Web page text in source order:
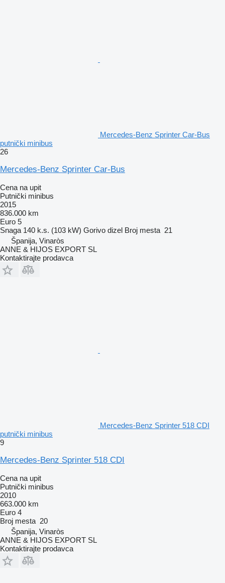
Mercedes-Benz Sprinter Car-Bus
putnički minibus
26
Mercedes-Benz Sprinter Car-Bus
Cena na upit
Putnički minibus
2015
836.000 km
Euro 5
Snaga 140 k.s. (103 kW) Gorivo dizel Broj mesta 21
Španija, Vinaròs
ANNE & HIJOS EXPORT SL
Kontaktirajte prodavca
Mercedes-Benz Sprinter 518 CDI
putnički minibus
9
Mercedes-Benz Sprinter 518 CDI
Cena na upit
Putnički minibus
2010
663.000 km
Euro 4
Broj mesta 20
Španija, Vinaròs
ANNE & HIJOS EXPORT SL
Kontaktirajte prodavca